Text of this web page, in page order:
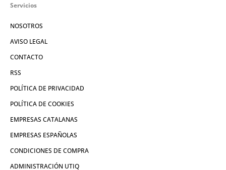
Servicios
NOSOTROS
AVISO LEGAL
CONTACTO
RSS
POLÍTICA DE PRIVACIDAD
POLÍTICA DE COOKIES
EMPRESAS CATALANAS
EMPRESAS ESPAÑOLAS
CONDICIONES DE COMPRA
ADMINISTRACIÓN UTIQ